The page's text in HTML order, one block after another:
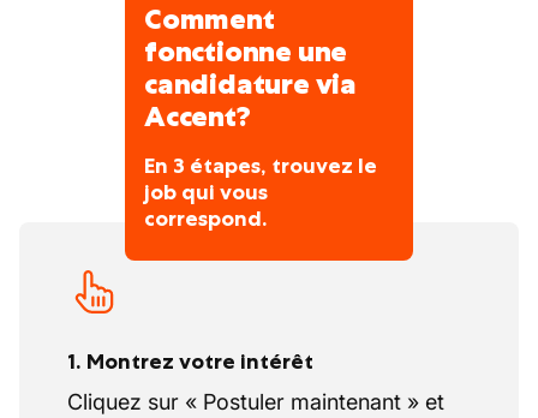
Comment
fonctionne une
candidature via
Accent?
En 3 étapes, trouvez le
job qui vous
correspond.
1. Montrez votre intérêt
Cliquez sur « Postuler maintenant » et